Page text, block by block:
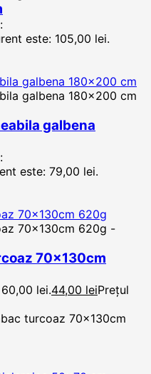
este: 105,00 lei.
galbena
este: 79,00 lei.
70x130cm
lei.44,00 leiPrețul
turcoaz 70x130cm